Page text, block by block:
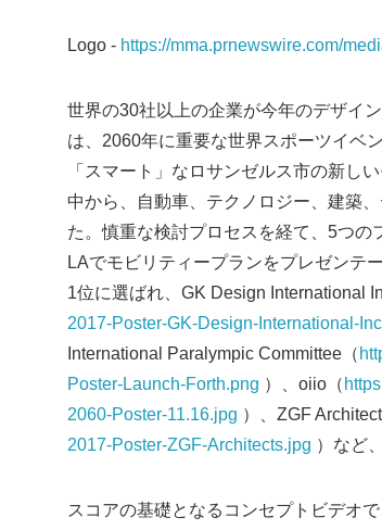
Logo - https://mma.prnewswire.com/
世界の30社以上の企業が今年のデザイ
は、2060年に重要な世界スポーツイベ
「スマート」なロサンゼルス市の新し
中から、自動車、テクノロジー、建築
た。慎重な検討プロセスを経て、5つ
LAでモビリティープランをプレゼンテ
1位に選ばれ、GK Design International
2017-Poster-GK-Design-International-
International Paralympic Committee（
Poster-Launch-Forth.png ）、oiio（
2060-Poster-11.16.jpg ）、ZGF
2017-Poster-ZGF-Architects.jpg ）など
スコアの基礎となるコンセプトビデオ